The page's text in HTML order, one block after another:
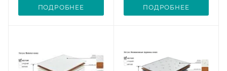
ПОДРОБНЕЕ ПОДРОБНЕЕ